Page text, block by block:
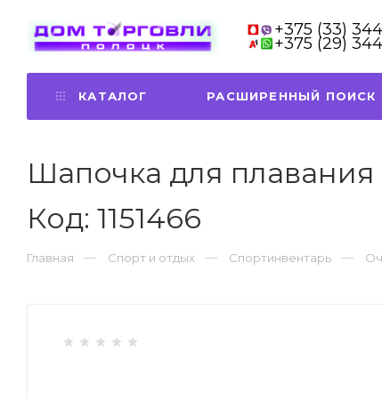
+375 (33)
+375 (29)
КАТАЛОГ РАСШИРЕННЫЙ ПОИСК
Шапочка для плавания
Код: 1151466
Главная Спорт и отдых Спортинвентарь